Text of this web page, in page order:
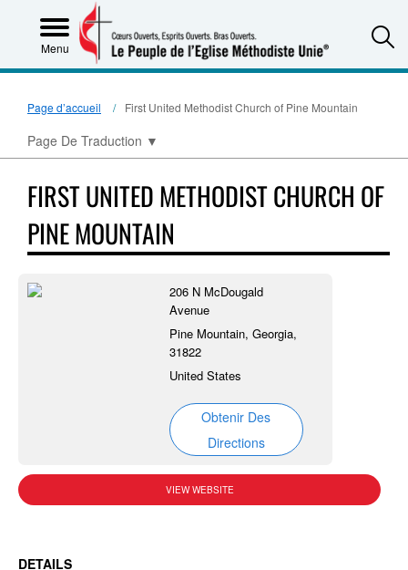
Menu
Page d’accueil First United Methodist Church of Pine Mountain
Page De Traduction ▼
FIRST UNITED METHODIST CHURCH OF
PINE MOUNTAIN
206 N McDougald
Avenue
Pine Mountain, Georgia,
31822
United States
Obtenir Des
Directions
VIEW WEBSITE
DETAILS